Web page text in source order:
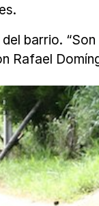
barrio.
Rafael